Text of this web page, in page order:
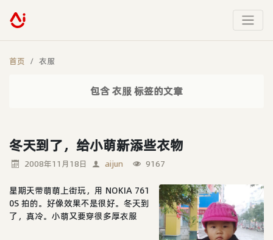
首页 衣服
包含 衣服 标签的文章
冬天到了，给小萌新添些衣物
2008年11月18日 aijun 9167
星期天带萌萌上街玩，用 NOKIA 761
0S 拍的。好像效果不是很好。冬天到
了，真冷。小萌又要穿很多厚衣服